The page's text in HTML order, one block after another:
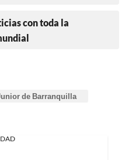
con toda la
de Barranquilla